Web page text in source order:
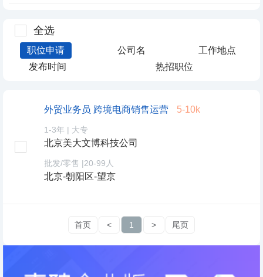
全选
职位申请 公司名
工作地点
发布时间
热招职位
外贸业务员 跨境电商销售运营 5-10k
1-3年 | 大专
北京美大文博科技公司
批发/零售 |20-99人
北京-朝阳区-望京
首页 < 1 > 尾页